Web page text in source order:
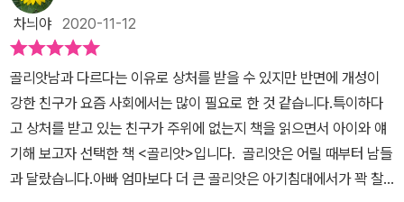
리앗>의 주인공은 계속해서 자신의 고민에 대한 답을 얻기 위해 다녔
다.태양에게도 물어보려했지만 태양은 자신을 따뜻하게 감싸 줄 뿐
고민에 대한 답을 주진 않았다.점점 더 자신이 나약해지는 것 같은 느
낌을 받은 주인공은 깜깜한 밤이 되었을 때 달이 자신에게 얘기했다.
달은 자신은 태양보다 작고 바다보단 크지만 크기는 중요하지 않다.
나와 같은 이는 이 세상에 하나도 없다. 달은 자신이 유일하다는 얘
기. 달의 이야기를 듣고 나는 생각에 빠졌다. 누가 자신을 보든지 모
두 다 다른 눈으로 자신을 바라본다는 것을 깨달았다. 달에게 답을 얻
차늬야2020-11-12
골리앗​남과 다르다는 이유로 상처를 받을 수 있지만 반면에 개성이
강한 친구가 요즘 사회에서는 많이 필요로 한 것 같습니다.특이하다
고 상처를 받고 있는 친구가 주위에 없는지 책을 읽으면서 아이와 얘
기해 보고자 선택한 책 <골리앗>입니다. 골리앗은 어릴 때부터 남들
과 달랐습니다.아빠 엄마보다 더 큰 골리앗은 아기침대에서가 꽉 찰